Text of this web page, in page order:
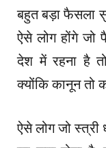
बहुत बड़ा फैसला
ऐसे लोग होंगे
देश में रहना है
क्योंकि कानून तो
ऐसे लोग जो